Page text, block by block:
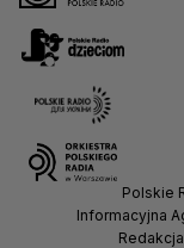
Polskie
Informacyjna